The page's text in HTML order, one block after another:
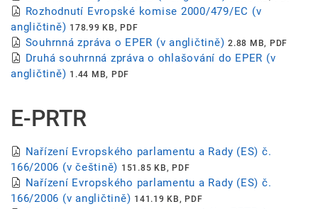
Rozhodnutí Evropské komise 2000/479/EC (v
angličtině) 178.99 KB, PDF
Souhrnná zpráva o EPER (v angličtině) 2.88 MB, PDF
Druhá souhrnná zpráva o ohlašování do EPER (v
angličtině) 1.44 MB, PDF
E-PRTR
Nařízení Evropského parlamentu a Rady (ES) č.
166/2006 (v češtině) 151.85 KB, PDF
Nařízení Evropského parlamentu a Rady (ES) č.
166/2006 (v angličtině) 141.19 KB, PDF